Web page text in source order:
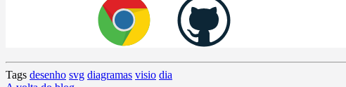
Tags desenho svg diagramas visio dia